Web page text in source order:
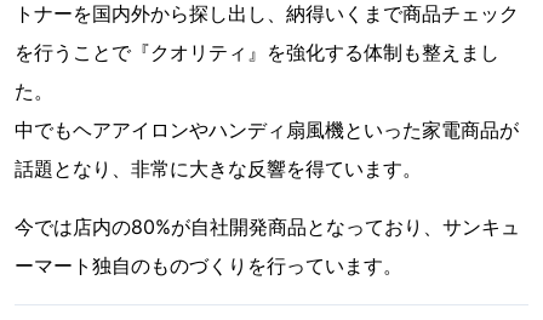
トナーを国内外から探し出し、納得いくまで商品チェック
を行うことで『クオリティ』を強化する体制も整えまし
た。
中でもヘアアイロンやハンディ扇風機といった家電商品が
話題となり、非常に大きな反響を得ています。
今では店内の80%が自社開発商品となっており、サンキュ
ーマート独自のものづくりを行っています。